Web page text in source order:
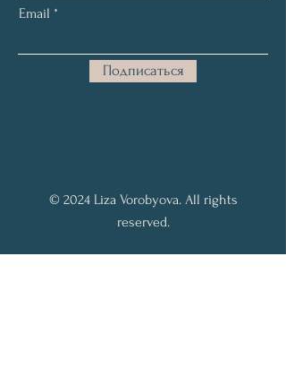
Email
Подписаться
© 2024 Liza Vorobyova. All rights
reserved.